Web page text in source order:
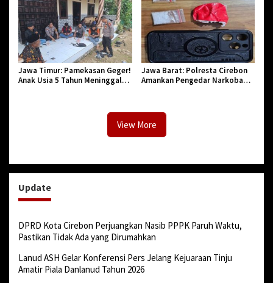
Jawa Timur: Pamekasan Geger!
Anak Usia 5 Tahun Meninggal
Jawa Barat: Polresta Cirebon
Amankan Pengedar Narkoba
View More
Update
DPRD Kota Cirebon Perjuangkan Nasib PPPK Paruh Waktu,
Pastikan Tidak Ada yang Dirumahkan
Lanud ASH Gelar Konferensi Pers Jelang Kejuaraan Tinju
Amatir Piala Danlanud Tahun 2026